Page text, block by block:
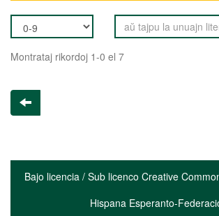
Montrataj rikordoj 1-0 el 7
Bajo licencia / Sub licenco Creative
Hispana Esperanto-